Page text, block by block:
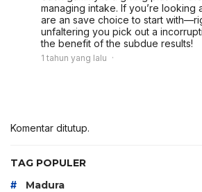
managing intake. If you’re looking
are an save choice to start
unfaltering you pick out a
the benefit of the subdue results!
1 tahun yang lalu
Komentar ditutup.
TAG POPULER
# Madura